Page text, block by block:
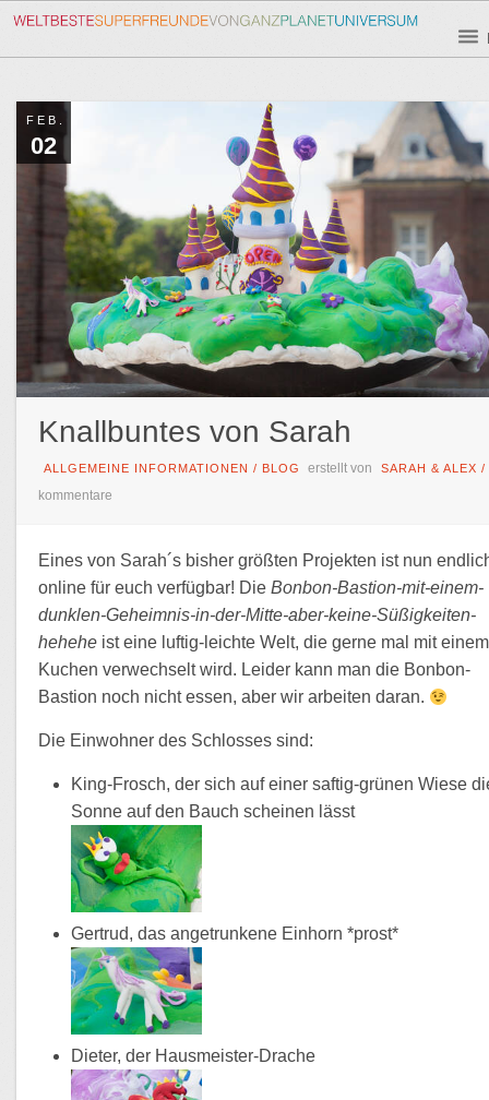
FEB.
02
Knallbuntes von Sarah
ALLGEMEINE INFORMATIONEN / BLOG erstellt von SARAH & ALEX
kommentare
Eines von Sarah´s bisher größten Projekten ist nun
online für euch verfügbar! DieBonbon-Bastion-mit-einem-
dunklen-Geheimnis-in-der-Mitte-aber-keine-Süßigkeiten-
hehehe ist eine luftig-leichte Welt, die gerne mal mit einem
Kuchen verwechselt wird. Leider kann man die Bonbon-
Bastion noch nicht essen, aber wir arbeiten daran.
Die Einwohner des Schlosses sind:
King-Frosch, der sich auf einer saftig-grünen Wiese
Sonne auf den Bauch scheinen lässt
Gertrud, das angetrunkene Einhorn *prost*
Dieter, der Hausmeister-Drache